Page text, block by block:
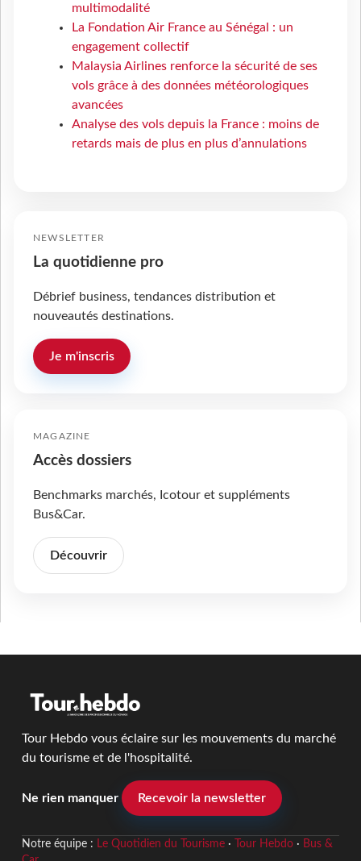
multimodalité
La Fondation Air France au Sénégal : un
engagement collectif
Malaysia Airlines renforce la sécurité de ses
vols grâce à des données météorologiques
avancées
Analyse des vols depuis la France : moins de
retards mais de plus en plus d’annulations
NEWSLETTER
La quotidienne pro
Débrief business, tendances distribution et
nouveautés destinations.
Je m'inscris
MAGAZINE
Accès dossiers
Benchmarks marchés, Icotour et suppléments
Bus&Car.
Découvrir
Tour Hebdo vous éclaire sur les mouvements du marché
du tourisme et de l'hospitalité.
Ne rien manquer Recevoir la newsletter
Notre équipe : Le Quotidien du Tourisme· Tour Hebdo· Bus &